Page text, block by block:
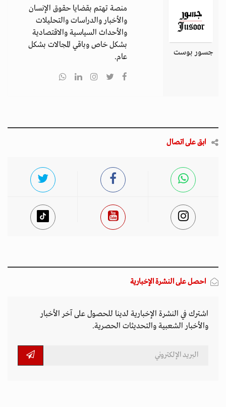
جسور بوست
منصة تهتم بقضايا حقوق الإنسان
والأخبار والدراسات والتحليلات
والأحداث السياسية والاقتصادية
بشكل خاص وباقي المجالات بشكل
عام.
ابق على اتصال
احصل على النشرة الإخبارية
اشترك في النشرة الإخبارية لدينا للحصول على آخر الأخبار
والأخبار الشعبية والتحديثات الحصرية.